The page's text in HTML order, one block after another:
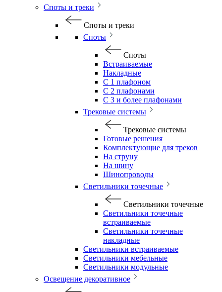
Споты и треки
Споты и треки
Споты
Споты
Встраиваемые
Накладные
С 1 плафоном
С 2 плафонами
С 3 и более плафонами
Трековые системы
Трековые системы
Готовые решения
Комплектующие для треков
На струну
На шину
Шинопроводы
Светильники точечные
Светильники точечные
Светильники точечные
встраиваемые
Светильники точечные
накладные
Светильники встраиваемые
Светильники мебельные
Светильники модульные
Освещение декоративное